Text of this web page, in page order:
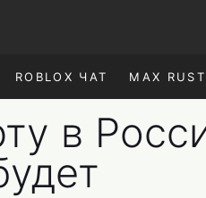
ROBLOX ЧАТ MAX
в